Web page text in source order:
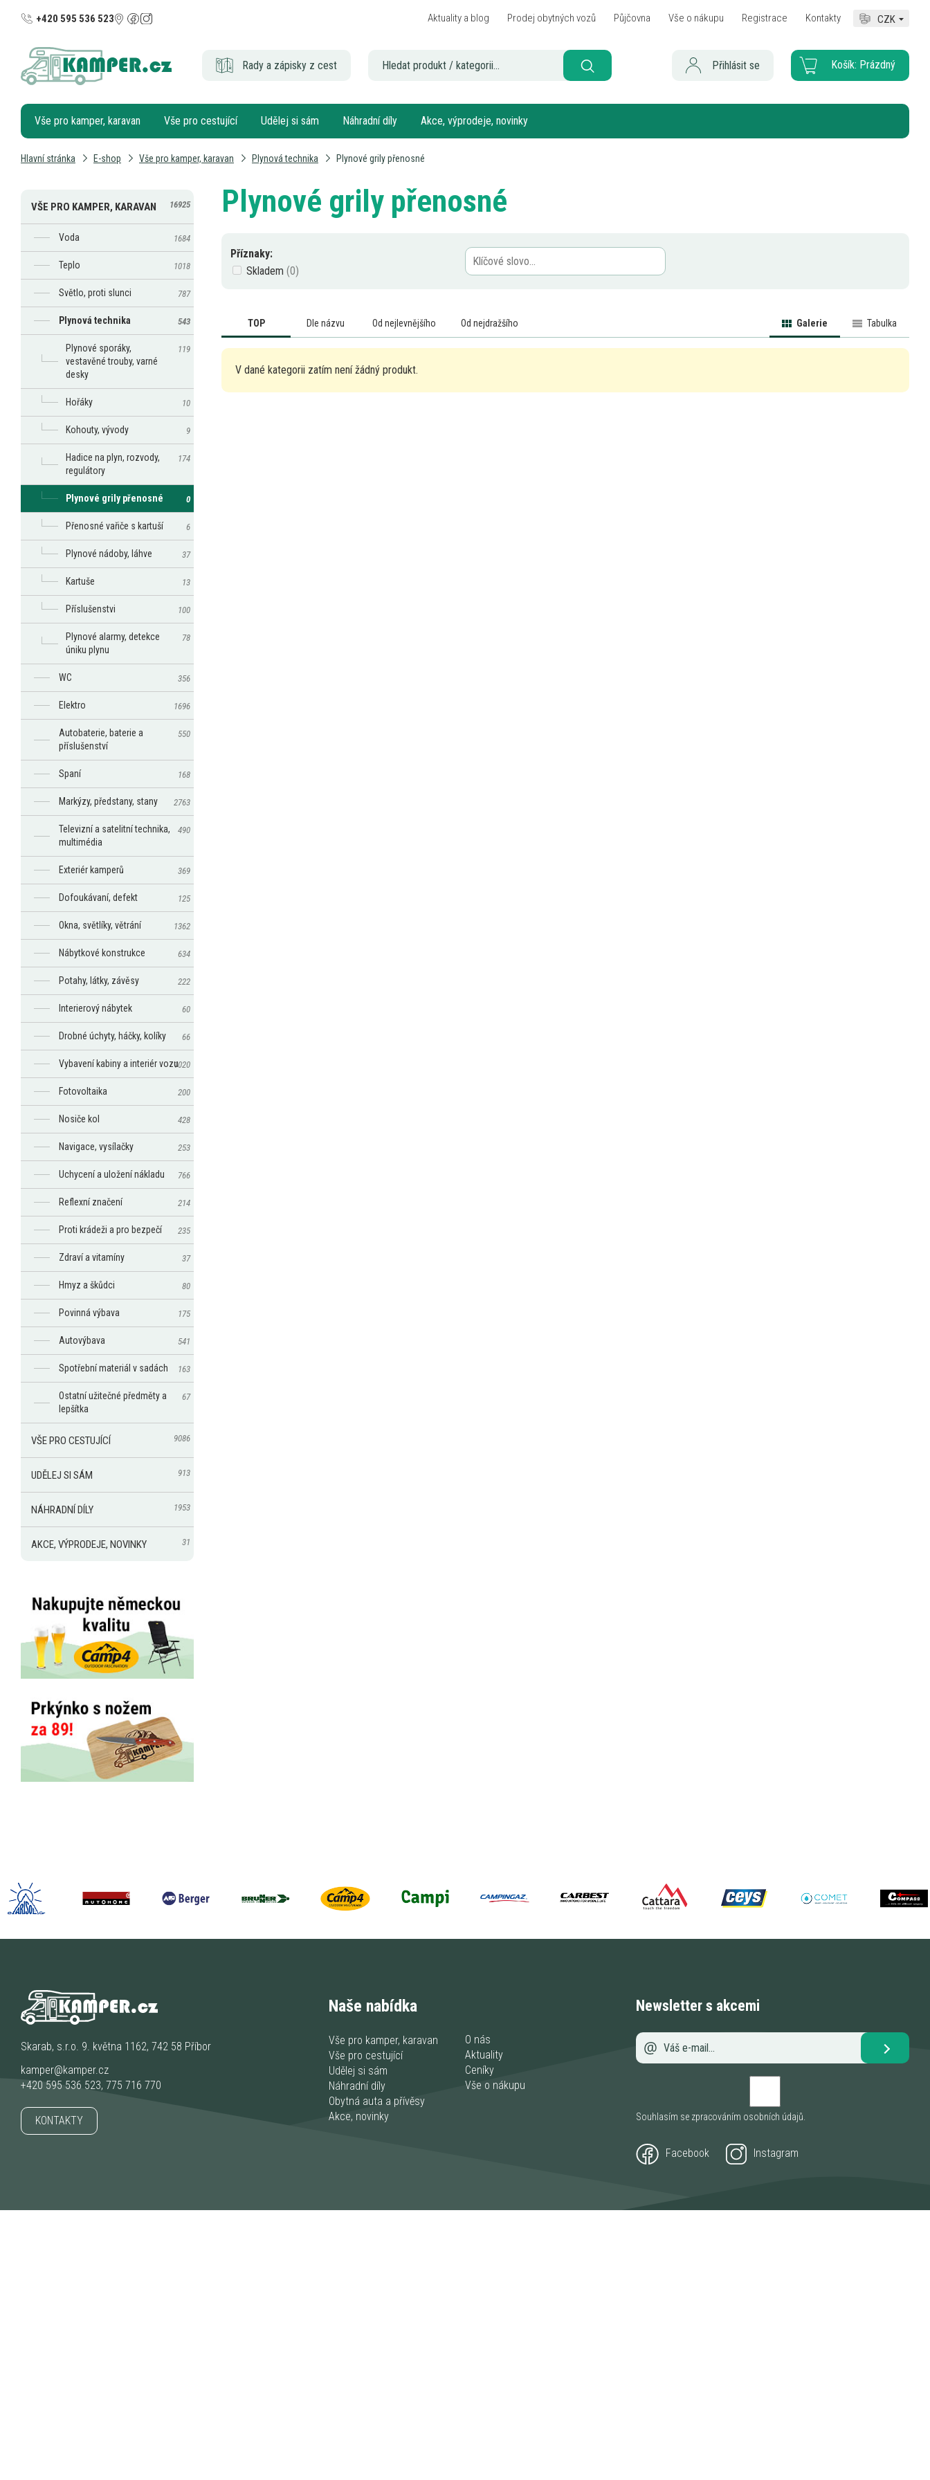
+420 595 536 523 Aktuality a blog Prodej obytných vozů Půjčovna Vše o nákupu Registrace Kontakty CZK
Rady a zápisky z cest Košík: Prázdný
Přihlásit se
Vše pro kamper, karavan Vše pro cestující Udělej si sám Náhradní díly Akce, výprodeje, novinky
Hlavní stránka E-shop Vše pro kamper, karavan Plynová technika Plynové grily přenosné
Plynové grily přenosné
Příznaky:
Skladem
TOP Dle názvu Od nejlevnějšího Od nejdražšího Tabulka
Galerie
V dané kategorii zatím není žádný produkt.
VŠE PRO KAMPER, KARAVAN 16925
Voda 1684
Teplo 1018
Světlo, proti slunci 787
Plynová technika 543
Plynové sporáky,
vestavěné trouby, varné
desky
119
Hořáky 10
Kohouty, vývody 9
Hadice na plyn, rozvody,
regulátory
174
Plynové grily přenosné 0
Přenosné vařiče s kartuší 6
Plynové nádoby, láhve 37
Kartuše 13
Příslušenstvi 100
Plynové alarmy, detekce
úniku plynu
78
WC 356
Elektro 1696
Autobaterie, baterie a
příslušenství
550
Spaní 168
Markýzy, předstany, stany 2763
Televizní a satelitní technika,
multimédia
490
Exteriér kamperů 369
Dofoukávaní, defekt 125
Okna, světlíky, větrání 1362
Nábytkové konstrukce 634
Potahy, látky, závěsy 222
Interierový nábytek 60
Drobné úchyty, háčky, kolíky 66
Vybavení kabiny a interiér vozu1020
Fotovoltaika 200
Nosiče kol 428
Navigace, vysílačky 253
Uchycení a uložení nákladu 766
Reflexní značení 214
Proti krádeži a pro bezpečí 235
Zdraví a vitamíny 37
Hmyz a škůdci 80
Povinná výbava 175
Autovýbava 541
Spotřební materiál v sadách 163
Ostatní užitečné předměty a
lepšítka
67
VŠE PRO CESTUJÍCÍ 9086
UDĚLEJ SI SÁM 913
NÁHRADNÍ DÍLY 1953
AKCE, VÝPRODEJE, NOVINKY 31
Skarab, s.r.o. 9. května 1162, 742 58 Příbor
kamper@kamper.cz
+420 595 536 523, 775 716 770
KONTAKTY
Naše nabídka
Vše pro kamper, karavan
Vše pro cestující
Udělej si sám
Náhradní díly
Obytná auta a přívěsy
Akce, novinky
O nás
Aktuality
Ceníky
Vše o nákupu
Newsletter s akcemi
Souhlasím se zpracováním osobních údajů
Facebook Instagram